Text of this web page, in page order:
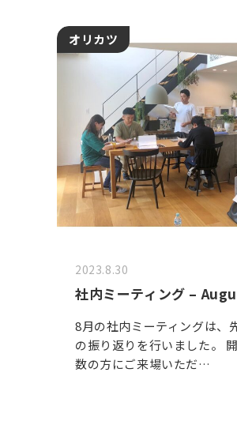
オリカツ
2023.8.30
社内ミーティング –
8月の社内ミーティングは、
の振り返りを行いました。
数の方にご来場いただ…